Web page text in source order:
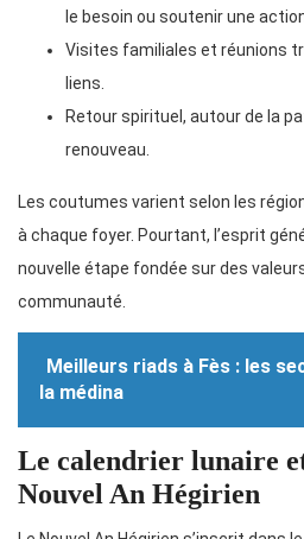
le besoin ou soutenir une
Visites familiales et réunions
liens.
Retour spirituel, autour de la
renouveau.
Les coutumes varient selon les
à chaque foyer. Pourtant, l’esprit
nouvelle étape fondée sur des
communauté.
Meilleurs riads à Fès : les
la médina
Le calendrier lunaire
Nouvel An Hégirien